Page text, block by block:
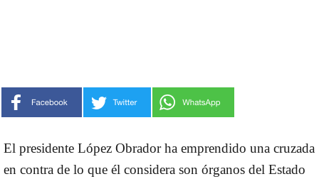
El presidente López Obrador ha emprendido una cruzada
en contra de lo que él considera son órganos del Estado